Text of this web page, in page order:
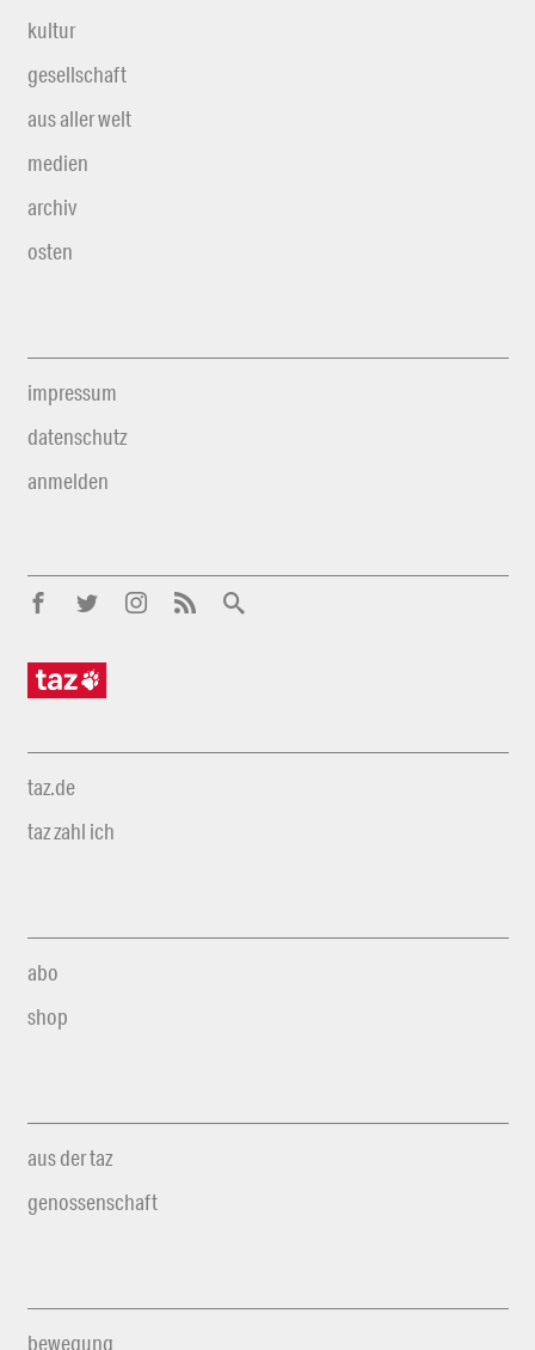
kultur
gesellschaft
aus aller welt
medien
archiv
osten
impressum
datenschutz
anmelden
taz.de
taz zahl ich
abo
shop
aus der taz
genossenschaft
bewegung